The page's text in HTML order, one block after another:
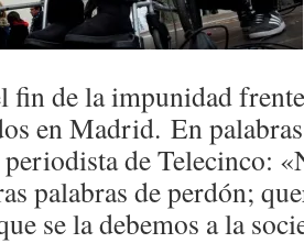
fin de la impunidad
en Madrid. En
de Telecinco:
palabras de perdón;
se la debemos a la